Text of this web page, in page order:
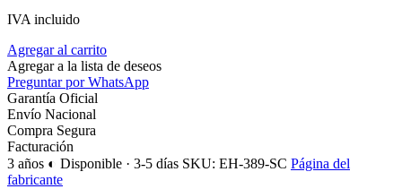
IVA incluido
Agregar al carrito
Agregar a la lista de deseos
Preguntar por WhatsApp
Garantía Oficial
Envío Nacional
Compra Segura
Facturación
3 años ◐ Disponible · 3-5 días SKU: EH-389-SC Página del
fabricante